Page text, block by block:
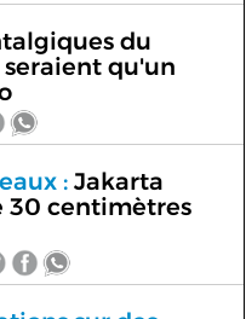
du
qu'un
:Jakarta
30 centimètres